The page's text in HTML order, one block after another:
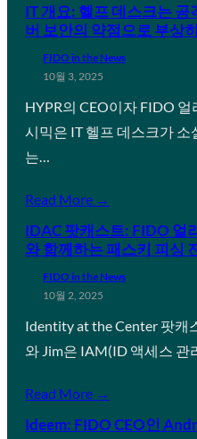
IT 개요: 헬프 데스크는
버 보안의 약점으로 부상
FIDO in the News
10월 3, 2025
HYPR의 CEO이자 FIDO
시믹은 IT 헬프 데스크가
는…
Read More →
IDAC 팟캐스트: FIDO 얼
와 함께하는 패스키 피싱
FIDO in the News
10월 2, 2025
Identity at the Center 팟캐
와 Jim은 IAM(ID 액세스 관
Read More →
Ideem: FIDO CEO인